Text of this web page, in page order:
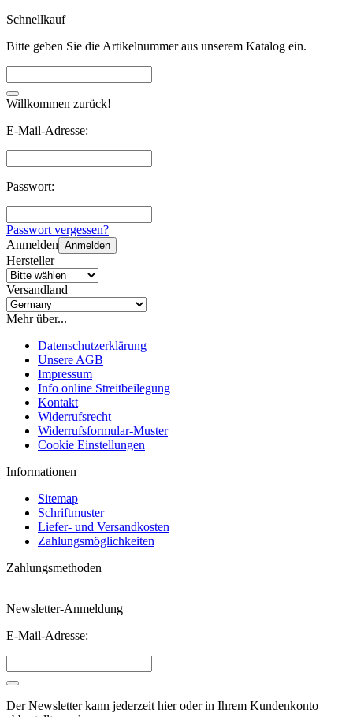
Schnellkauf
Bitte geben Sie die Artikelnummer aus unserem Katalog ein.
Willkommen zurück!
E-Mail-Adresse:
Passwort:
Passwort vergessen?
Anmelden Anmelden
Hersteller
Versandland
Mehr über...
Datenschutzerklärung
Unsere AGB
Impressum
Info online Streitbeilegung
Kontakt
Widerrufsrecht
Widerrufsformular-Muster
Cookie Einstellungen
Informationen
Sitemap
Schriftmuster
Liefer- und Versandkosten
Zahlungsmöglichkeiten
Zahlungsmethoden
Newsletter-Anmeldung
E-Mail-Adresse:
Der Newsletter kann jederzeit hier oder in Ihrem Kundenkonto